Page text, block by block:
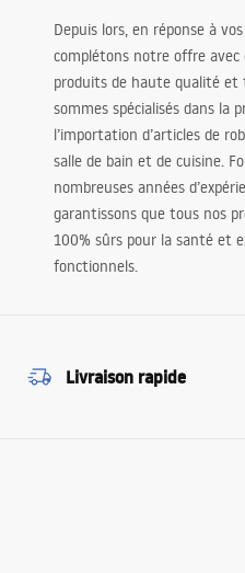
Depuis lors, en réponse à
complétons notre offre avec
produits de haute qualité et
sommes spécialisés dans la
l’importation d’articles de
salle de bain et de cuisine.
nombreuses années
garantissons que tous nos
100% sûrs pour la santé et
fonctionnels.
Livraison rapide